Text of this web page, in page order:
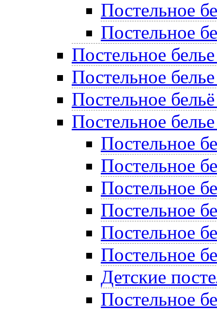
Постельное
Постельное
Постельное
Постельное
Постельное
Постельное
Постельное
Постельное
Постельное
Постельное
Постельное
Постельное
Детские
Постельное